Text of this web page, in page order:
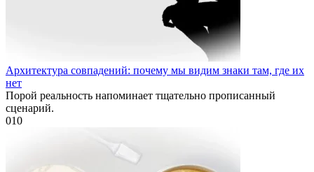
Архитектура совпадений: почему мы видим знаки там, где их
нет
Порой реальность напоминает тщательно прописанный
сценарий.
010